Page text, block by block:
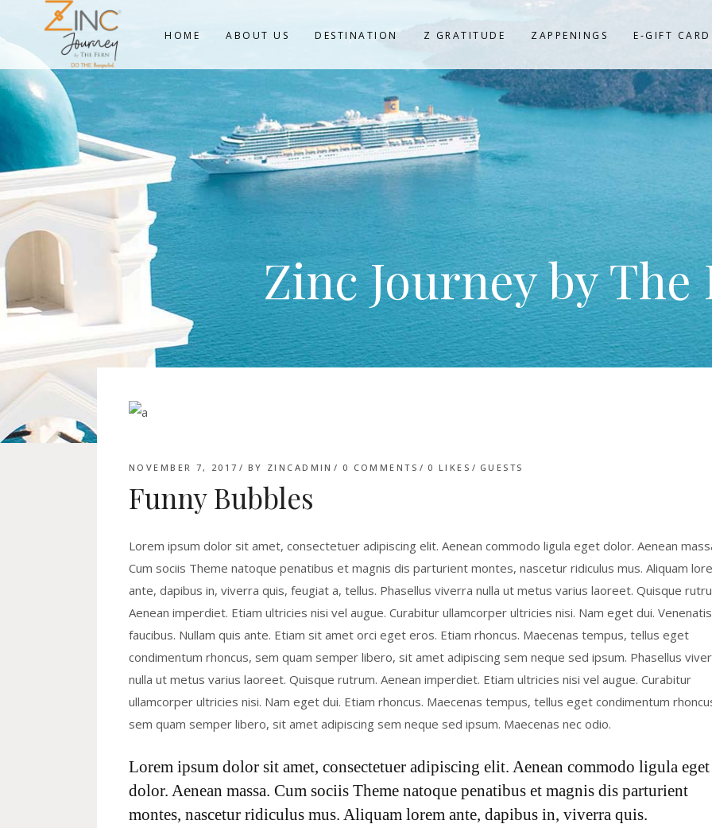
HOME ABOUT US DESTINATION Z GRATITUDE ZAPPENINGS E-GIFT CARD
Zinc Journey by The
NOVEMBER 7, 2017 BY ZINCADMIN 0 COMMENTS 0 LIKES GUESTS
Funny Bubbles
Lorem ipsum dolor sit amet, consectetuer adipiscing elit. Aenean commodo ligula eget dolor. Aenean
Cum sociis Theme natoque penatibus et magnis dis parturient montes, nascetur ridiculus mus. Aliquam
ante, dapibus in, viverra quis, feugiat a, tellus. Phasellus viverra nulla ut metus varius laoreet. Quisque
Aenean imperdiet. Etiam ultricies nisi vel augue. Curabitur ullamcorper ultricies nisi. Nam eget dui. Venenatis
faucibus. Nullam quis ante. Etiam sit amet orci eget eros. Etiam rhoncus. Maecenas tempus, tellus eget
condimentum rhoncus, sem quam semper libero, sit amet adipiscing sem neque sed ipsum. Phasellus
nulla ut metus varius laoreet. Quisque rutrum. Aenean imperdiet. Etiam ultricies nisi vel augue. Curabitur
ullamcorper ultricies nisi. Nam eget dui. Etiam rhoncus. Maecenas tempus, tellus eget condimentum
sem quam semper libero, sit amet adipiscing sem neque sed ipsum. Maecenas nec odio.
Lorem ipsum dolor sit amet, consectetuer adipiscing elit. Aenean commodo ligula eget
dolor. Aenean massa. Cum sociis Theme natoque penatibus et magnis dis parturient
montes, nascetur ridiculus mus. Aliquam lorem ante, dapibus in, viverra quis.